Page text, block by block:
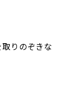
りのぞきな